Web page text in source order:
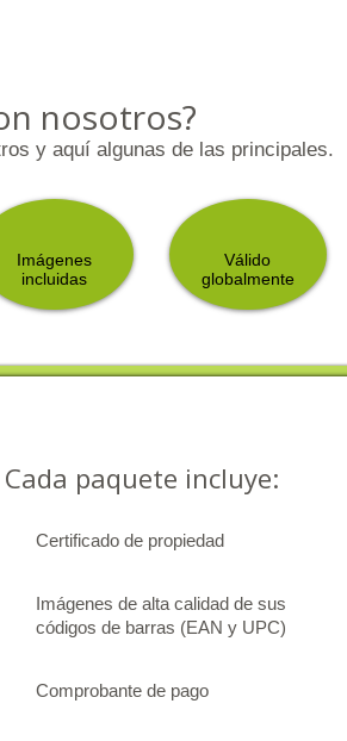
nosotros?
y aquí algunas de las principales.
Imágenes
incluidas
Válido
globalmente
Cada paquete incluye:
Certificado de propiedad
Imágenes de alta calidad de sus
códigos de barras (EAN y UPC)
Comprobante de pago